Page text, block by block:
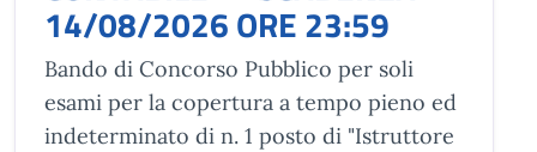
14/08/2026 ORE 23:59
Bando di Concorso Pubblico per soli
esami per la copertura a tempo pieno ed
indeterminato di n. 1 posto di "Istruttore